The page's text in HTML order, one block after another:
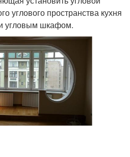
углового пространства кухня
угловым шкафом.